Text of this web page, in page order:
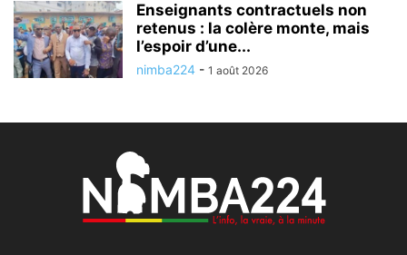
Enseignants contractuels non
retenus : la colère monte, mais
l’espoir d’une...
nimba224 - 1 août 2026